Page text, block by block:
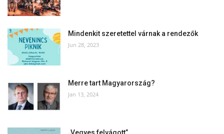
Mindenkit szeretettel várnak a rendezők
Jun 28, 2023
Merre tart Magyarország?
Jan 13, 2024